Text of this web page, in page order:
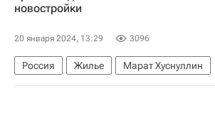
новостройки
20 января 2024, 13:29 3096
Россия Жилье Марат Хуснуллин